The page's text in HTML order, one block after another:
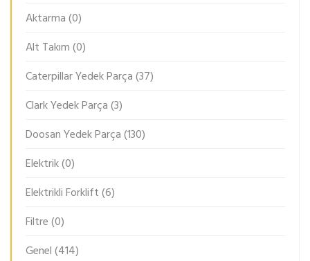
Aktarma(0)
Alt Takım(0)
Caterpillar Yedek Parça(37)
Clark Yedek Parça(3)
Doosan Yedek Parça(130)
Elektrik(0)
Elektrikli Forklift(6)
Filtre(0)
Genel(414)